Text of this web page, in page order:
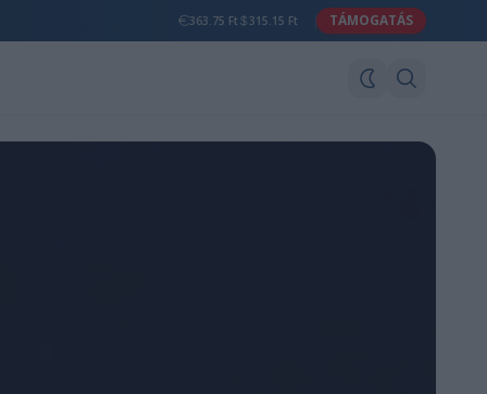
363.75 Ft 315.15 Ft TÁMOGATÁS